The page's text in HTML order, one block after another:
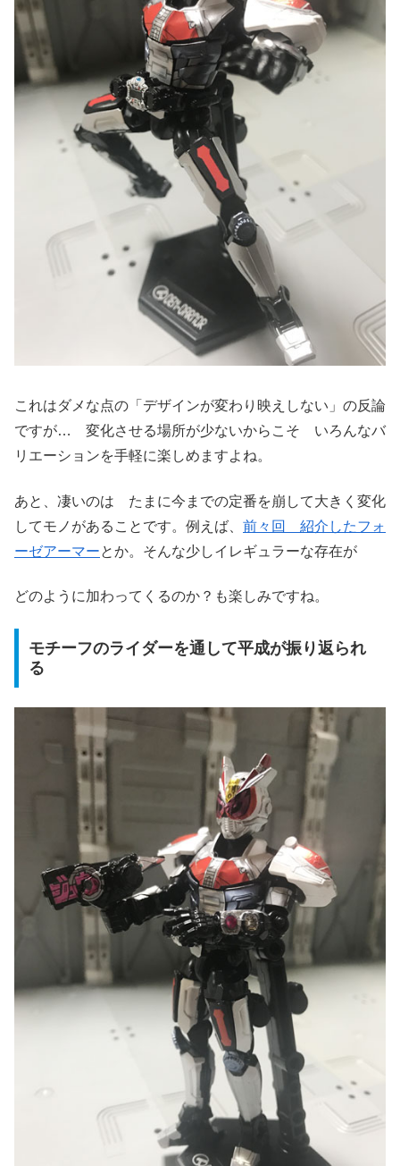
これはダメな点の「デザインが変わり映えしない」の反論
ですが… 変化させる場所が少ないからこそ いろんなバ
リエーションを手軽に楽しめますよね。
あと、凄いのは たまに今までの定番を崩して大きく変化
してモノがあることです。例えば、 前々回 紹介したフォ
ーゼアーマーとか。そんな少しイレギュラーな存在が
どのように加わってくるのか？も楽しみですね。
モチーフのライダーを通して平成が振り返られ
る